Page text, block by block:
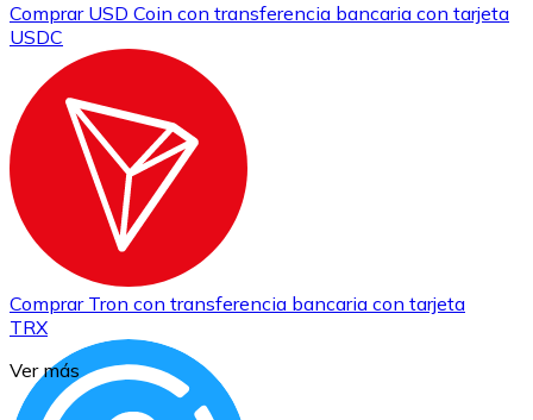
Comprar USD Coin con transferencia bancaria con tarjeta
USDC
Comprar Tron con transferencia bancaria con tarjeta
TRX
Ver más